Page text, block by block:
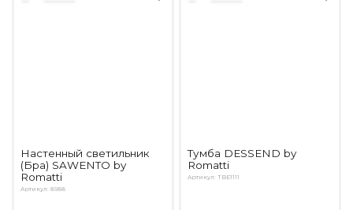
Настенный светильник
(Бра) SAWENTO by
Romatti
Артикул: 8988
Тумба DESSEND by
Romatti
Артикул: TBE1111